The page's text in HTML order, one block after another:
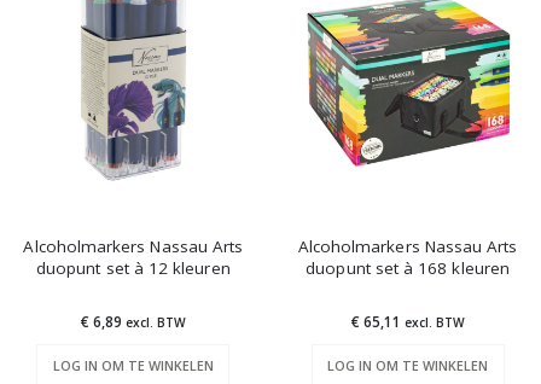
Alcoholmarkers Nassau Arts
duopunt set à 12 kleuren
€ 6,89 excl. BTW
LOG IN OM TE WINKELEN
Alcoholmarkers Nassau Arts
duopunt set à 168 kleuren
€ 65,11 excl. BTW
LOG IN OM TE WINKELEN